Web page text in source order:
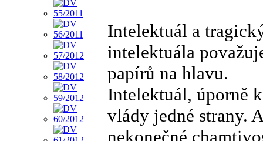
Intelektuál a
intelektuála
papírů na hlavu.
Intelektuál, úporně
vlády jedné strany.
nekonečné